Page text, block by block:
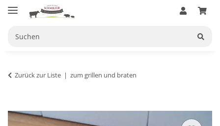
Zurück zur Liste zum grillen und braten